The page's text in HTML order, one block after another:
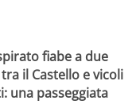
fiabe a due
il Castello e vicoli
una passeggiata